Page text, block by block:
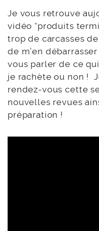
Je vous retrouve
vidéo “produits
trop de carcasses
de m’en
vous parler de ce
je rachète ou non !
rendez-vous cette
nouvelles revues
préparation !